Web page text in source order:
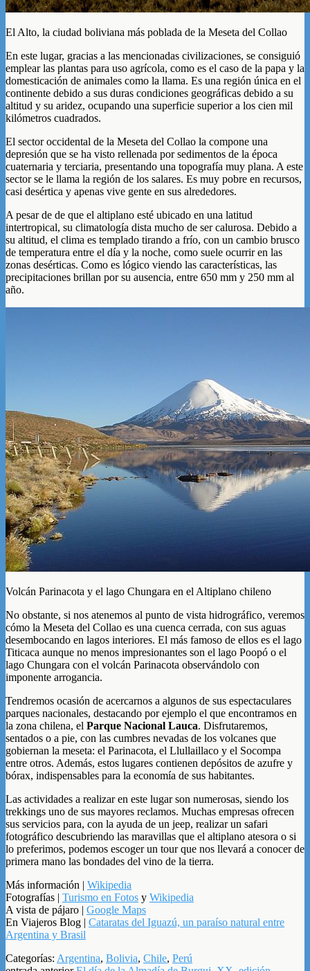
El Alto, la ciudad boliviana más poblada de la Meseta del Collao
En este lugar, gracias a las mencionadas civilizaciones, se consiguió
emplear las plantas para uso agrícola, como es el caso de la papa y la
domesticación de animales como la llama. Es una región única en el
continente debido a sus duras condiciones geográficas debido a su
altitud y su aridez, ocupando una superficie superior a los cien mil
kilómetros cuadrados.
El sector occidental de la Meseta del Collao la compone una
depresión que se ha visto rellenada por sedimentos de la época
cuaternaria y terciaria, presentando una topografía muy plana. A este
sector se le llama la región de los salares. Es muy pobre en recursos,
casi desértica y apenas vive gente en sus alrededores.
A pesar de de que el altiplano esté ubicado en una latitud
intertropical, su climatología dista mucho de ser calurosa. Debido a
su altitud, el clima es templado tirando a frío, con un cambio brusco
de temperatura entre el día y la noche, como suele ocurrir en las
zonas desérticas. Como es lógico viendo las características, las
precipitaciones brillan por su ausencia, entre 650 mm y 250 mm al
año.
Volcán Parinacota y el lago Chungara en el Altiplano chileno
No obstante, si nos atenemos al punto de vista hidrográfico, veremos
cómo la Meseta del Collao es una cuenca cerrada, con sus aguas
desembocando en lagos interiores. El más famoso de ellos es el lago
Titicaca aunque no menos impresionantes son el lago Poopó o el
lago Chungara con el volcán Parinacota observándolo con
imponente arrogancia.
Tendremos ocasión de acercarnos a algunos de sus espectaculares
parques nacionales, destacando por ejemplo el que encontramos en
la zona chilena, el Parque Nacional Lauca. Disfrutaremos,
sentados o a pie, con las cumbres nevadas de los volcanes que
gobiernan la meseta: el Parinacota, el Llullaillaco y el Socompa
entre otros. Además, estos lugares contienen depósitos de azufre y
bórax, indispensables para la economía de sus habitantes.
Las actividades a realizar en este lugar son numerosas, siendo los
trekkings uno de sus mayores reclamos. Muchas empresas ofrecen
sus servicios para, con la ayuda de un jeep, realizar un safari
fotográfico descubriendo las maravillas que el altiplano atesora o si
lo preferimos, podemos escoger un tour que nos llevará a conocer de
primera mano las bondades del vino de la tierra.
Más información | Wikipedia
Fotografías | Turismo en Fotos y Wikipedia
A vista de pájaro | Google Maps
En Viajeros Blog | Cataratas del Iguazú, un paraíso natural entre
Argentina y Brasil
Categorías: Argentina, Bolivia, Chile, Perú